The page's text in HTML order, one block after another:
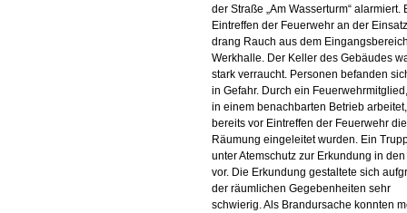
der Straße „Am Wasserturm“ alarmiert.
Eintreffen der Feuerwehr an der
drang Rauch aus dem
Werkhalle. Der Keller des Gebäudes
stark verraucht. Personen befanden
in Gefahr. Durch ein
in einem benachbarten Betrieb
bereits vor Eintreffen der Feuerwehr die
Räumung eingeleitet wurden. Ein
unter Atemschutz zur Erkundung in
vor. Die Erkundung gestaltete sich
der räumlichen Gegebenheiten sehr
schwierig. Als Brandursache konnten